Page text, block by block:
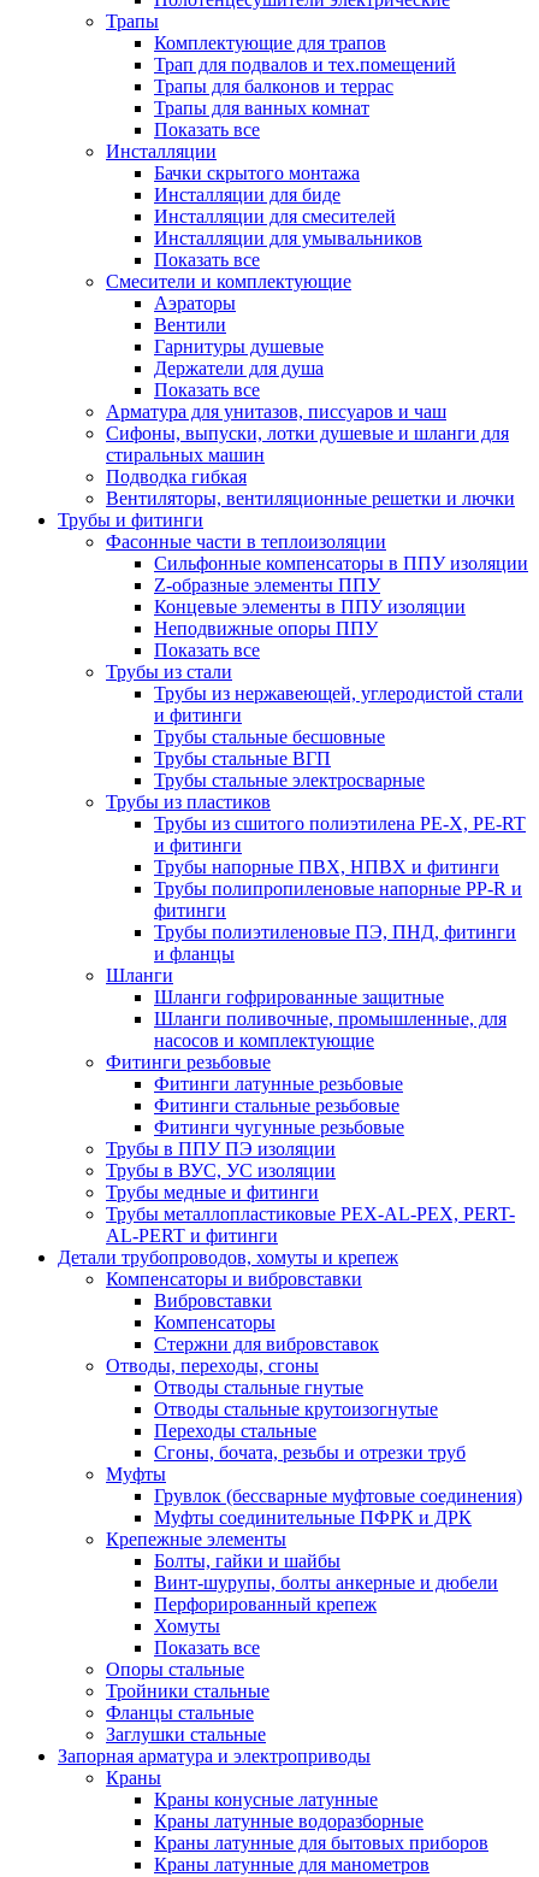
Трапы
Комплектующие для трапов
Трап для подвалов и тех.помещений
Трапы для балконов и террас
Трапы для ванных комнат
Показать все
Инсталляции
Бачки скрытого монтажа
Инсталляции для биде
Инсталляции для смесителей
Инсталляции для умывальников
Показать все
Смесители и комплектующие
Аэраторы
Вентили
Гарнитуры душевые
Держатели для душа
Показать все
Арматура для унитазов, писсуаров и чаш
Сифоны, выпуски, лотки душевые и шланги для
стиральных машин
Подводка гибкая
Вентиляторы, вентиляционные решетки и лючки
Трубы и фитинги
Фасонные части в теплоизоляции
Cильфонные компенсаторы в ППУ изоляции
Z-образные элементы ППУ
Концевые элементы в ППУ изоляции
Неподвижные опоры ППУ
Показать все
Трубы из стали
Трубы из нержавеющей, углеродистой стали
и фитинги
Трубы стальные бесшовные
Трубы стальные ВГП
Трубы стальные электросварные
Трубы из пластиков
Трубы из сшитого полиэтилена PE-X, PE-RT
и фитинги
Трубы напорные ПВХ, НПВХ и фитинги
Трубы полипропиленовые напорные PP-R и
фитинги
Трубы полиэтиленовые ПЭ, ПНД, фитинги
и фланцы
Шланги
Шланги гофрированные защитные
Шланги поливочные, промышленные, для
насосов и комплектующие
Фитинги резьбовые
Фитинги латунные резьбовые
Фитинги стальные резьбовые
Фитинги чугунные резьбовые
Трубы в ППУ ПЭ изоляции
Трубы в ВУС, УС изоляции
Трубы медные и фитинги
Трубы металлопластиковые PEX-AL-PEX, PERT-
AL-PERT и фитинги
Детали трубопроводов, хомуты и крепеж
Компенсаторы и вибровставки
Вибровставки
Компенсаторы
Стержни для вибровставок
Отводы, переходы, сгоны
Отводы стальные гнутые
Отводы стальные крутоизогнутые
Переходы стальные
Сгоны, бочата, резьбы и отрезки труб
Муфты
Грувлок (бессварные муфтовые соединения)
Муфты соединительные ПФРК и ДРК
Крепежные элементы
Болты, гайки и шайбы
Винт-шурупы, болты анкерные и дюбели
Перфорированный крепеж
Хомуты
Показать все
Опоры стальные
Тройники стальные
Фланцы стальные
Заглушки стальные
Запорная арматура и электроприводы
Краны
Краны конусные латунные
Краны латунные водоразборные
Краны латунные для бытовых приборов
Краны латунные для манометров